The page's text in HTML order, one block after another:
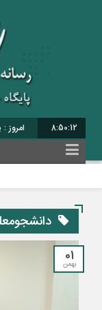
8:50:13 برابر با : 25 - صفر -
01
بهمن